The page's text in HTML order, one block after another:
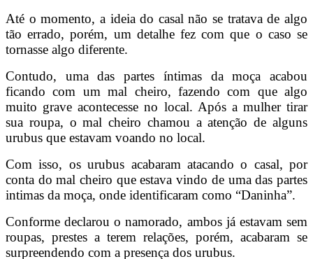
Até o momento, a ideia do casal não se tratava de algo
tão errado, porém, um detalhe fez com que o caso se
tornasse algo diferente.
Contudo, uma das partes íntimas da moça acabou
ficando com um mal cheiro, fazendo com que algo
muito grave acontecesse no local. Após a mulher tirar
sua roupa, o mal cheiro chamou a atenção de alguns
urubus que estavam voando no local.
Com isso, os urubus acabaram atacando o casal, por
conta do mal cheiro que estava vindo de uma das partes
intimas da moça, onde identificaram como “Daninha”.
Conforme declarou o namorado, ambos já estavam sem
roupas, prestes a terem relações, porém, acabaram se
surpreendendo com a presença dos urubus.